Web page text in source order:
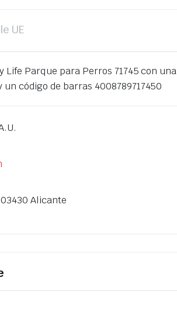
UE
Parque para Perros 71745 con
un código de barras 4008789717450
Alicante